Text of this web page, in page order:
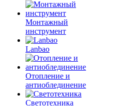
Монтажный
инструмент
Lanbao
Отопление и
антиоблединение
Светотехника